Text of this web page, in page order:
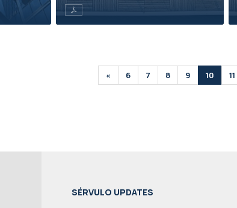
« 6 7 8 9 10 11
SÉRVULO UPDATES